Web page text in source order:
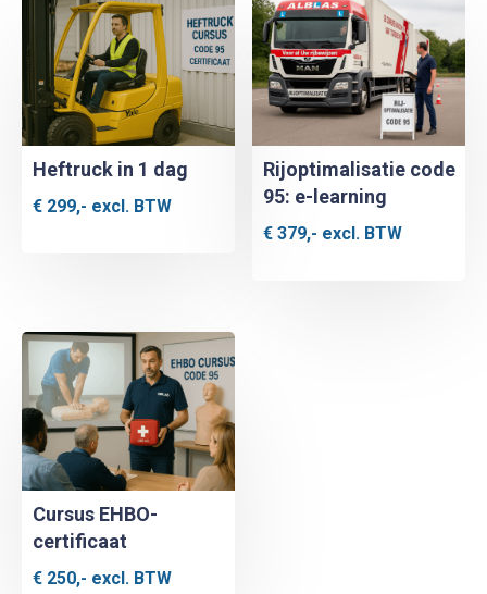
Heftruck in 1 dag
€ 299,- excl. BTW
Rijoptimalisatie code
95: e-learning
€ 379,- excl. BTW
Cursus EHBO-
certificaat
€ 250,- excl. BTW